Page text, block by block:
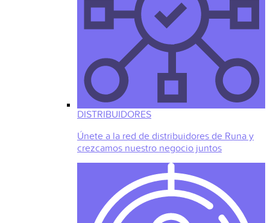
DISTRIBUIDORES
Únete a la red de distribuidores de Runa y
crezcamos nuestro negocio juntos